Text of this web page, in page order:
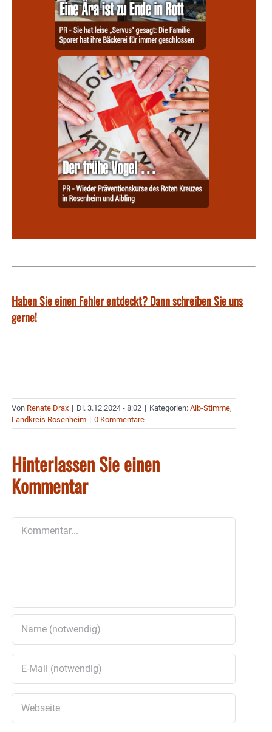
Haben Sie einen Fehler entdeckt? Dann schreiben Sie uns
gerne!
Von Renate Drax | Di. 3.12.2024 - 8:02 | Kategorien: Aib-Stimme,
Landkreis Rosenheim | 0 Kommentare
Hinterlassen Sie einen
Kommentar